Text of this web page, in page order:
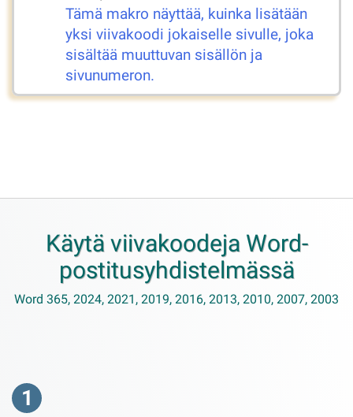
Tämä makro näyttää, kuinka lisätään
yksi viivakoodi jokaiselle sivulle, joka
sisältää muuttuvan sisällön ja
sivunumeron.
Käytä viivakoodeja Word-
postitusyhdistelmässä
Word 365, 2024, 2021, 2019, 2016, 2013, 2010, 2007, 2003
1